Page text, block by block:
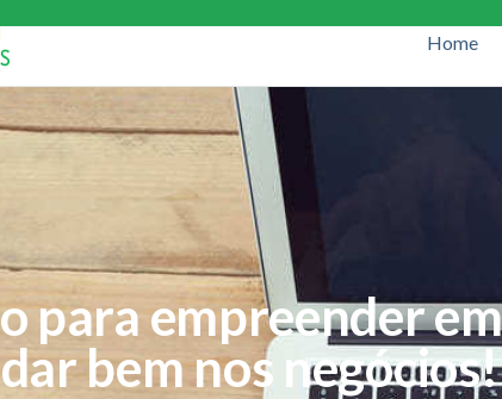
Home
para empreender em
bem nos negócios!